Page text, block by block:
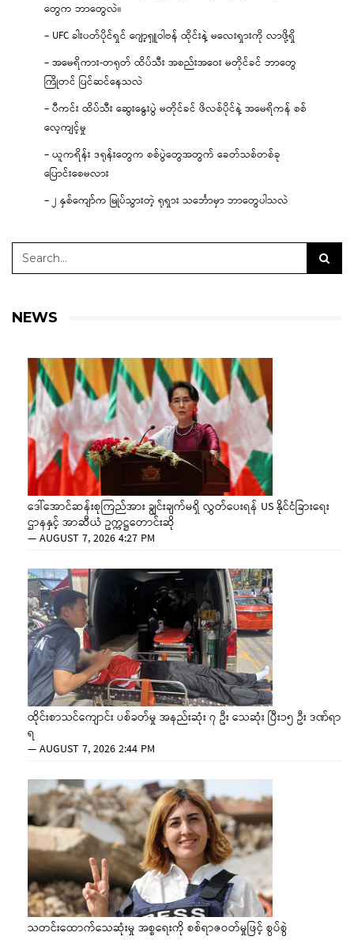
တွေက ဘာတွေလဲ။
– UFC ခါးပတ်ပိုင်ရှင် ဂျော့ရှူဝါဗန် ထိုင်းနဲ့ မလေးရှားကို လာဖို့ရှိ
– အမေရိကား-တရုတ် ထိပ်သီး အစည်းအဝေး မတိုင်ခင် ဘာတွေ
ကြိုတင် ပြင်ဆင်နေသလဲ
– ပီကင်း ထိပ်သီး ဆွေးနွေးပွဲ မတိုင်ခင် ဖိလစ်ပိုင်နဲ့ အမေရိကန် စစ်
လေ့ကျင့်မှု
– ယူကရိန်း ဒရုန်းတွေက စစ်ပွဲတွေအတွက် ခေတ်သစ်တစ်ခု
ပြောင်းစေမလား
– ၂ နှစ်ကျော်က မြုပ်သွားတဲ့ ရုရှား သင်္ဘောမှာ ဘာတွေပါသလဲ
NEWS
ဒေါ်အောင်ဆန်းစုကြည်အား ချွင်းချက်မရှိ လွှတ်ပေးရန် US နိုင်ငံခြားရေး
ဌာနနှင့် အာဆီယံ ဥက္ကဋ္ဌတောင်းဆို
—AUGUST 7, 2026 4:27 PM
ထိုင်းစာသင်ကျောင်း ပစ်ခတ်မှု အနည်းဆုံး ၇ ဦး သေဆုံး ပြီး၁၅ ဦး ဒဏ်ရာ
ရ
—AUGUST 7, 2026 2:44 PM
သတင်းထောက်သေဆုံးမှု အစ္စရေးကို စစ်ရာဇဝတ်မှုဖြင့် စွပ်စွဲ